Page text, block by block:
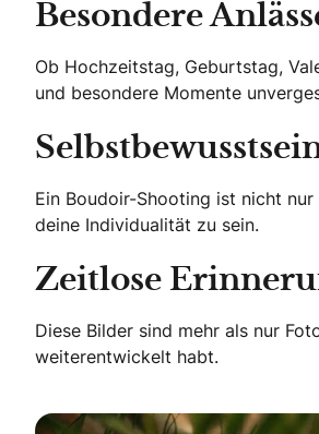
Besondere
Ob Hochzeitstag, Geburtstag,
und besondere Momente
Ein Boudoir-Shooting ist nicht
deine Individualität zu sein.
Zeitlose
Diese Bilder sind mehr als nur
weiterentwickelt habt.